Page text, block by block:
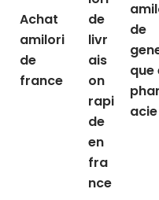
Achat
amilori
de
france
de
livr
ais
on
rapi
de
en
fra
nce
de
que
acie